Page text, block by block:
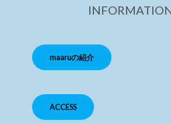
maaruの紹介
ACCESS